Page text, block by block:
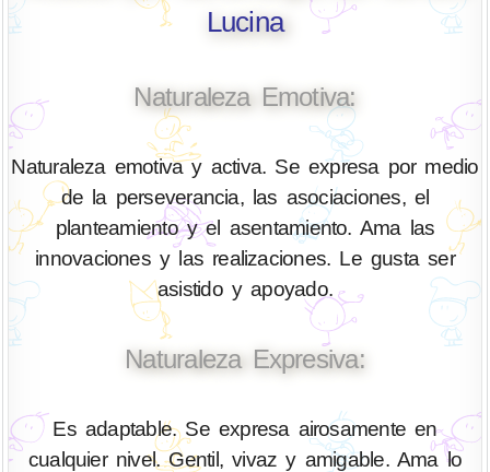
Lucina
Naturaleza Emotiva:
Naturaleza emotiva y activa. Se expresa por medio
de la perseverancia, las asociaciones, el
planteamiento y el asentamiento. Ama las
innovaciones y las realizaciones. Le gusta ser
asistido y apoyado.
Naturaleza Expresiva:
Es adaptable. Se expresa airosamente en
cualquier nivel. Gentil, vivaz y amigable. Ama lo